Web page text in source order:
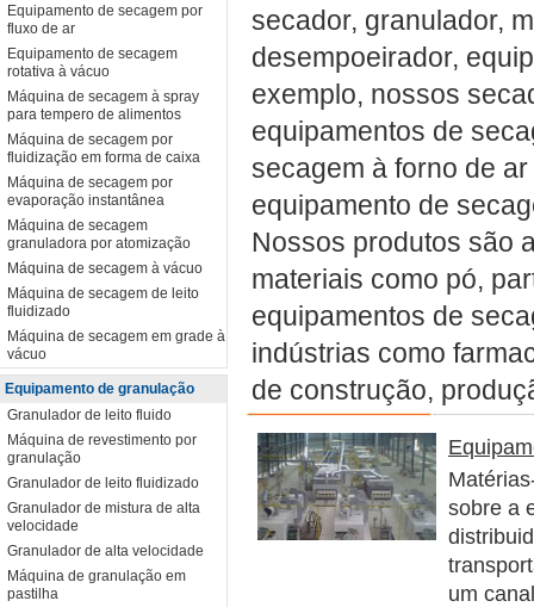
Equipamento de secagem por
fluxo de ar
Equipamento de secagem
rotativa à vácuo
Máquina de secagem à spray
para tempero de alimentos
Máquina de secagem por
fluidização em forma de caixa
Máquina de secagem por
evaporação instantânea
Máquina de secagem
granuladora por atomização
Máquina de secagem à vácuo
Máquina de secagem de leito
fluidizado
Máquina de secagem em grade à
vácuo
Equipamento de granulação
Granulador de leito fluido
Máquina de revestimento por
granulação
Granulador de leito fluidizado
Granulador de mistura de alta
velocidade
Granulador de alta velocidade
Máquina de granulação em
pastilha
secador, granulador,
desempoeirador,
exemplo, nossos
equipamentos de
secagem à forno de
equipamento de
Nossos produtos são
materiais como pó,
equipamentos de
indústrias como
de construção,
sobre a
um